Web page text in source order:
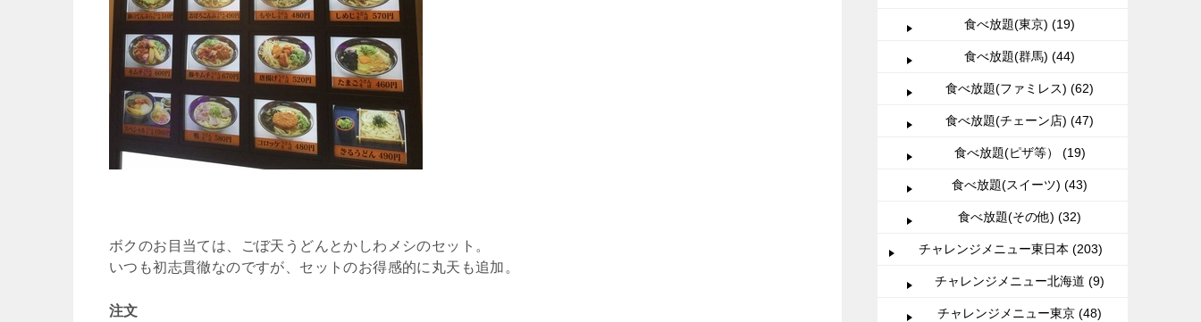
ボクのお目当ては、ごぼ天うどんとかしわメシのセット。
いつも初志貫徹なのですが、セットのお得感的に丸天も追加。
注文
食べ放題(東京) (19)
食べ放題(群馬) (44)
食べ放題(ファミレス) (62)
食べ放題(チェーン店) (47)
食べ放題(ピザ等） (19)
食べ放題(スイーツ) (43)
食べ放題(その他) (32)
チャレンジメニュー東日本 (203)
チャレンジメニュー北海道 (9)
チャレンジメニュー東京 (48)